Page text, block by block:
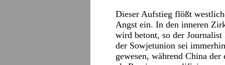
Dieser Aufstieg flößt
Angst ein. In den inneren
wird betont, so der
der Sowjetunion sei
gewesen, während China